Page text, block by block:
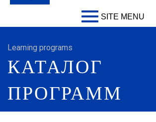
SITE MENU
Learning programs
КАТАЛОГ
ПРОГРАММ